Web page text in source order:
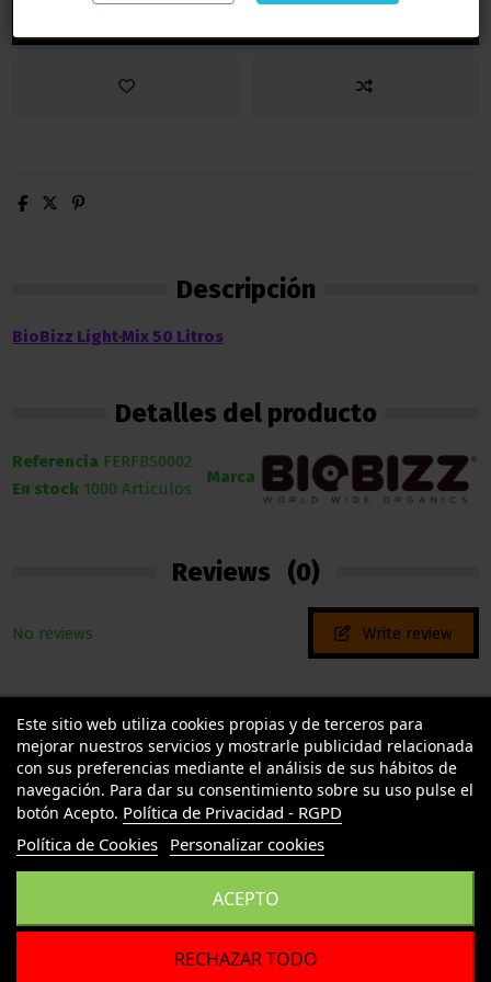
Añadir al carrito
Descripción
BioBizz Light·Mix 50 Litros
Detalles del producto
Marca
Referencia FERFBS0002
En stock 1000 Artículos
Reviews (0)
No reviews Write review
TU LLAMAS GROW
Este sitio web utiliza cookies propias y de terceros para
mejorar nuestros servicios y mostrarle publicidad relacionada
con sus preferencias mediante el análisis de sus hábitos de
navegación. Para dar su consentimiento sobre su uso pulse el
botón Acepto. Política de Privacidad - RGPD
Política de Cookies Personalizar cookies
RECHAZAR TODO
ACEPTO